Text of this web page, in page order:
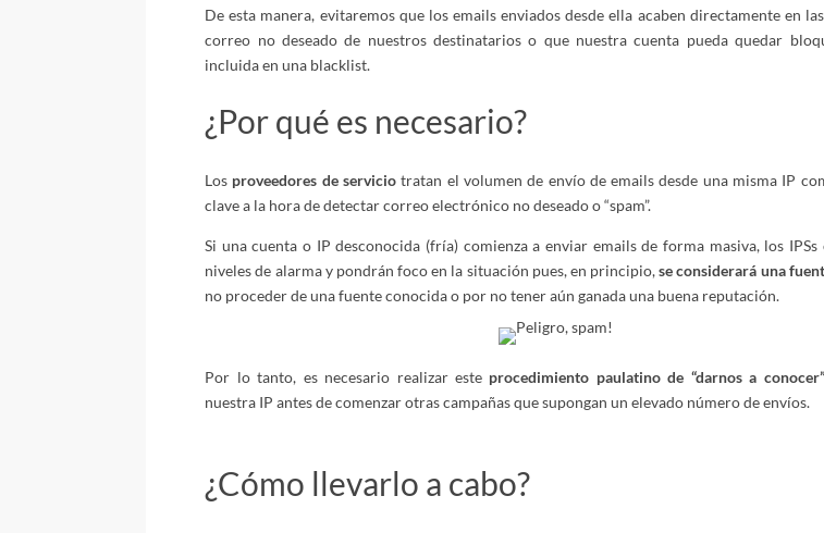
De esta manera, evitaremos que los emails enviados desde ella acaben directamente en
correo no deseado de nuestros destinatarios o que nuestra cuenta pueda quedar
incluida en una blacklist.
¿Por qué es necesario?
Los proveedores de servicio tratan el volumen de envío de emails desde una misma IP
clave a la hora de detectar correo electrónico no deseado o “spam”.
Si una cuenta o IP desconocida (fría) comienza a enviar emails de forma masiva, los IPSs
niveles de alarma y pondrán foco en la situación pues, en principio,se considerará una
no proceder de una fuente conocida o por no tener aún ganada una buena reputación.
Por lo tanto, es necesario realizar este procedimiento paulatino de “darnos a conocer”
nuestra IP antes de comenzar otras campañas que supongan un elevado número de envíos.
¿Cómo llevarlo a cabo?